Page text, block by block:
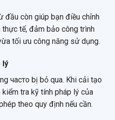
đầu còn giúp bạn điều chỉnh
tế, đảm bảo công trình
tối ưu công năng sử dụng.
lý
часто bị bỏ qua. Khi cải tạo
kiểm tra kỹ tính pháp lý của
theo quy định nếu cần.